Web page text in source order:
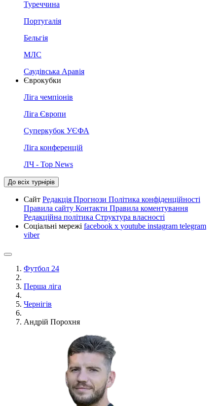
Туреччина
Португалія
Бельгія
МЛС
Саудівська Аравія
Єврокубки
Ліга чемпіонів
Ліга Європи
Суперкубок УЄФА
Ліга конференцій
ЛЧ - Top News
До всіх турнірів
Сайт Редакція Прогнози Політика конфіденційності
Правила сайту Контакти Правила коментування
Редакційна політика Структура власності
Соціальні мережі facebook x youtube instagram telegram
viber
Футбол 24
Перша ліга
Чернігів
Андрій Порохня